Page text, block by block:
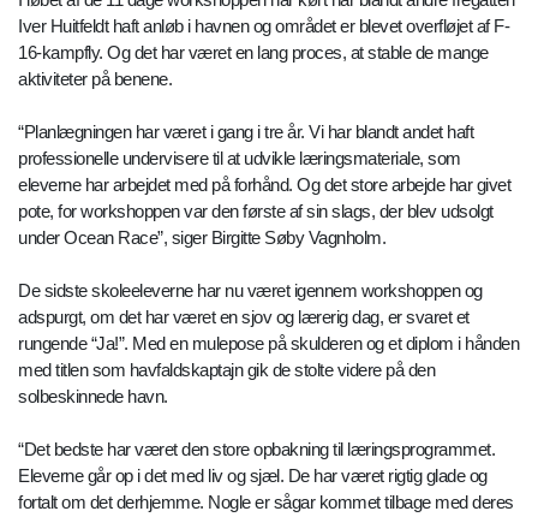
Iver Huitfeldt haft anløb i havnen og området er blevet overfløjet af F-
16-kampfly. Og det har været en lang proces, at stable de mange
aktiviteter på benene.
“Planlægningen har været i gang i tre år. Vi har blandt andet haft
professionelle undervisere til at udvikle læringsmateriale, som
eleverne har arbejdet med på forhånd. Og det store arbejde har givet
pote, for workshoppen var den første af sin slags, der blev udsolgt
under Ocean Race”, siger Birgitte Søby Vagnholm.
De sidste skoleeleverne har nu været igennem workshoppen og
adspurgt, om det har været en sjov og lærerig dag, er svaret et
rungende “Ja!”. Med en mulepose på skulderen og et diplom i hånden
med titlen som havfaldskaptajn gik de stolte videre på den
solbeskinnede havn.
“Det bedste har været den store opbakning til læringsprogrammet.
Eleverne går op i det med liv og sjæl. De har været rigtig glade og
fortalt om det derhjemme. Nogle er sågar kommet tilbage med deres